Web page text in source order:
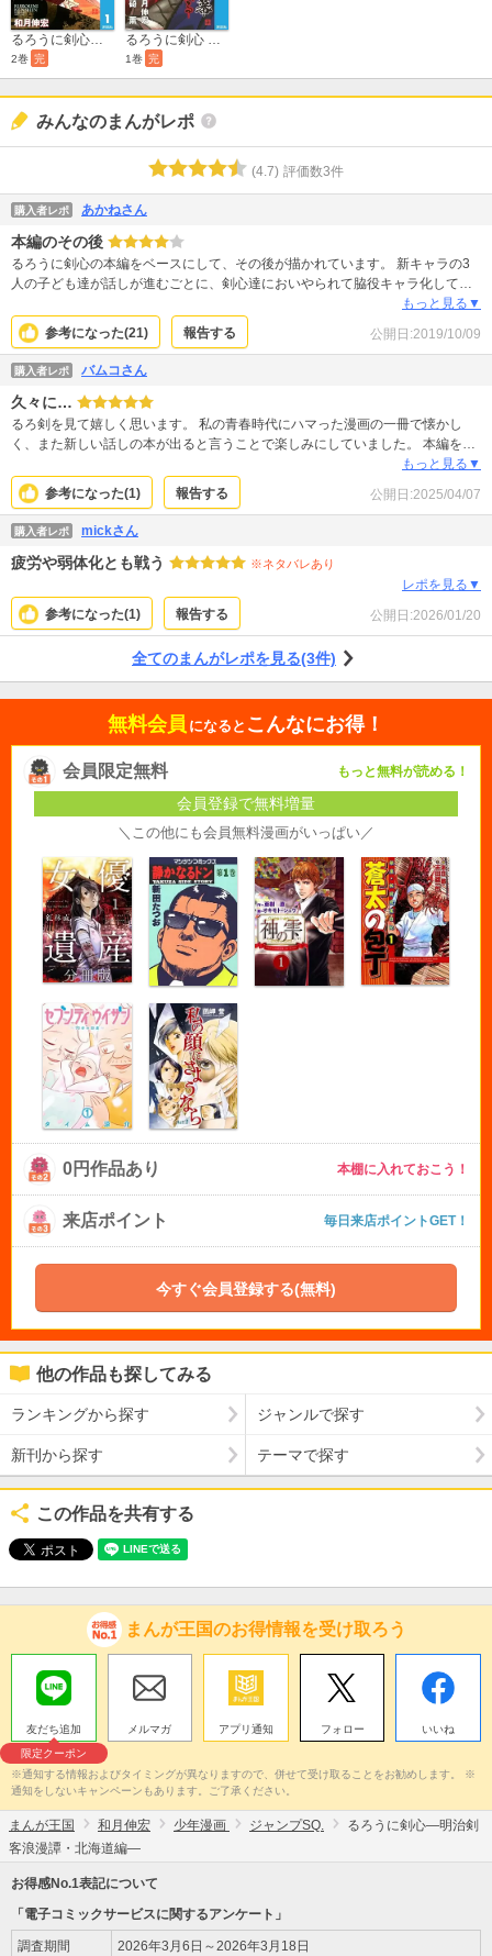
るろうに剣心―特筆版―
2巻 完 1巻 完
みんなのまんがレポ
(4.7) 評価数3件
購入者レポ あかねさん
本編のその後
るろうに剣心の本編をベースにして、その後が描かれています。 新キャラの3
人の子ども達が話しが進むごとに、剣心達においやられて脇役キャラ化してる
感じでるろうに剣心の元々のファンからすれば知っているキャラが活躍してい
て嬉しいかも。 本編のラストからの話しになるので、平穏な日々を願っていた
人にとってはあの後も結局大変だったのね、という感じの話しですが… 剣心と
薫の子どもがいて、恵も会津、操と蒼も剣心達とは離れて生活していて、弥彦
も自立してる感じなので本編るろうに剣心のラストを大切にされているのだな
ーという印象です。
もっと見る▼
参考になった(21) 報告する 公開日:2019/10/09
購入者レポ バムコさん
久々に…
るろ剣を見て嬉しく思います。 私の青春時代にハマった漫画の一冊で懐かし
く、また新しい話しの本が出ると言うことで楽しみにしていました。 本編を読
んで、周りの登場人物たちは変わっていませんが、主人公の剣心が表情豊かに
なったな。と…思いながら読みました。 子供が出来て、薫の側で暮らしている
うちに更に変わったんだと新刊では思いました。 作者さんが言うには新刊で
は、今までの主な登場人物は出し尽くすそうなので、どう話しに組み込まれる
のか楽しみにしています。
もっと見る▼
参考になった(1) 報告する 公開日:2025/04/07
購入者レポ mickさん
疲労や弱体化とも戦う ※ネタバレあり
レポを見る▼
参考になった(1) 報告する 公開日:2026/01/20
全てのまんがレポを見る(3件)
無料会員 になると こんなにお得！
会員限定無料 もっと無料が読める！
会員登録で無料増量
＼この他にも会員無料漫画がいっぱい／
0円作品あり 本棚に入れておこう！
来店ポイント 毎日来店ポイントGET！
今すぐ会員登録する(無料)
他の作品も探してみる
ランキングから探す ジャンルで探す
新刊から探す テーマで探す
この作品を共有する
まんが王国のお得情報を受け取ろう
友だち追加
限定クーポン
メルマガ アプリ通知 フォロー いいね
※通知する情報およびタイミングが異なりますので、併せて受け取ることをお勧めします。 ※
通知をしないキャンペーンもあります。ご了承ください。
まんが王国 和月伸宏 少年漫画 ジャンプSQ.
るろうに剣心―明治剣
客浪漫譚・北海道編―
お得感No.1表記について
「電子コミックサービスに関するアンケート」
調査期間 2026年3月6日～2026年3月18日